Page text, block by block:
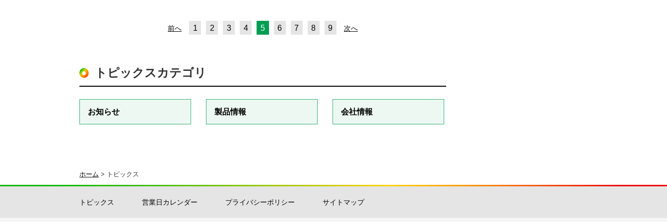
前へ 1 2 3 4 5 6 7 8 9 次へ
トピックスカテゴリ
お知らせ 製品情報 会社情報
ホーム > トピックス
トピックス 営業日カレンダー プライバシーポリシー サイトマップ